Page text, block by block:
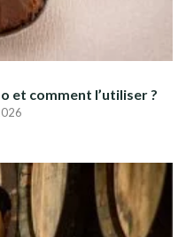
et comment l’utiliser ?